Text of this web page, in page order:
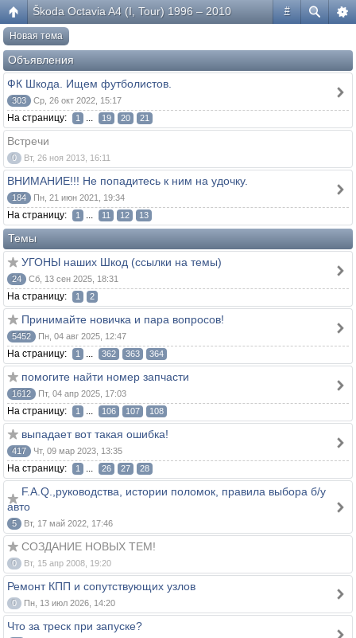
#
Škoda Octavia A4 (I, Tour) 1996 – 2010
Новая тема
Объявления
ФК Шкода. Ищем футболистов.
303 Ср, 26 окт 2022, 15:17
На страницу: 1 ... 19 20 21
Встречи
0 Вт, 26 ноя 2013, 16:11
ВНИМАНИЕ!!! Не попадитесь к ним на удочку.
184 Пн, 21 июн 2021, 19:34
На страницу: 1 ... 11 12 13
Темы
УГОНЫ наших Шкод (ссылки на темы)
24 Сб, 13 сен 2025, 18:31
На страницу: 1 2
Принимайте новичка и пара вопросов!
5452 Пн, 04 авг 2025, 12:47
На страницу: 1 ... 362 363 364
помогите найти номер запчасти
1612 Пт, 04 апр 2025, 17:03
На страницу: 1 ... 106 107 108
выпадает вот такая ошибка!
417 Чт, 09 мар 2023, 13:35
На страницу: 1 ... 26 27 28
F.A.Q.,руководства, истории поломок, правила выбора б/у
авто
5 Вт, 17 май 2022, 17:46
СОЗДАНИЕ НОВЫХ ТЕМ!
0 Вт, 15 апр 2008, 19:20
Ремонт КПП и сопутствующих узлов
0 Пн, 13 июл 2026, 14:20
Что за треск при запуске?